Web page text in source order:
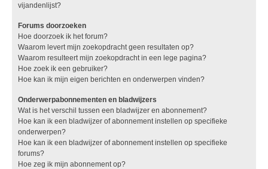
vijandenlijst?
Forums doorzoeken
Hoe doorzoek ik het forum?
Waarom levert mijn zoekopdracht geen resultaten op?
Waarom resulteert mijn zoekopdracht in een lege pagina?
Hoe zoek ik een gebruiker?
Hoe kan ik mijn eigen berichten en onderwerpen vinden?
Onderwerpabonnementen en bladwijzers
Wat is het verschil tussen een bladwijzer en abonnement?
Hoe kan ik een bladwijzer of abonnement instellen op specifieke
onderwerpen?
Hoe kan ik een bladwijzer of abonnement instellen op specifieke
forums?
Hoe zeg ik mijn abonnement op?